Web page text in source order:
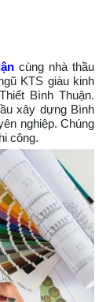
cùng nhà thầu
KTS giàu kinh
Bình Thuận.
xây dựng Bình
nghiệp. Chúng
công.